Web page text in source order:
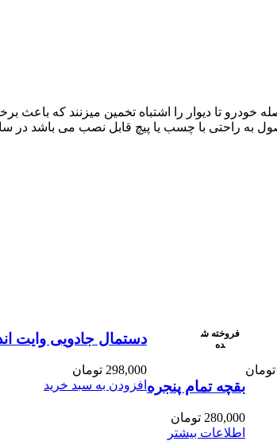
به راحتی با چسب یا پیچ قابل نصب می باشد در
تومان
قیمت:
437,000 تومان
تا
1,580,000 تومان
فروخته ش
ده
بقچه تمام پنجره
280,000 تومان
اطلاعات بیشتر
دستمال جادویی وایت
298,000 تومان
افزودن به سبد خرید